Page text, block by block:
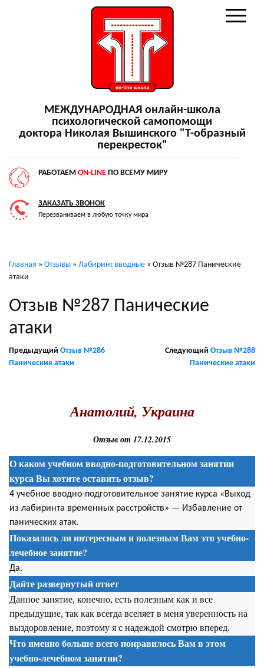
МЕЖДУНАРОДНАЯ онлайн-школа
психологической самопомощи
доктора Николая Вышинского "Т-образный
перекресток"
РАБОТАЕМ ON-LINE ПО ВСЕМУ МИРУ
ЗАКАЗАТЬ ЗВОНОК
Перезваниваем в любую точку мира
Главная » Отзывы » Лабиринт вводные » Отзыв №287 Панические
атаки
Отзыв №287 Панические
атаки
Предыдущий Отзыв №286
Панические атаки
Следующий Отзыв №288
Панические атаки
Анатолий, Украина
Отзыв от 17.12.2015
О каком учебном вводно-подготовительном занятии
курса Вы хотите оставить отзыв?
4 учебное вводно-подготовительное занятие курса «Выход
из лабиринта временных расстройств» — Избавление от
панических атак.
Показалось ли интересным и полезным Вам это учебно-
лечебное занятие?
Да.
Дайте развернутый ответ
Данное занятие, конечно, есть полезным как и все
предыдущие, так как всегда вселяет в меня уверенность на
выздоровление, поэтому я с надеждой смотрю вперед.
Что именно больше всего понравилось Вам в этом
учебно-лечебном занятии?